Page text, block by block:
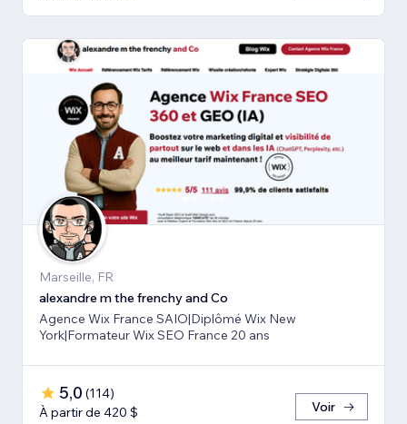
Marseille, FR
alexandre m the frenchy and Co
Agence Wix France SAIO|Diplômé Wix New
York|Formateur Wix SEO France 20 ans
5,0 (114)
À partir de 420 $
Voir